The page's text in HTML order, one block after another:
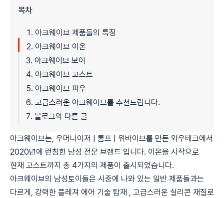
목차
아크웨이브 제품들의 특징
아크웨이브 이온
아크웨이브 보이
아크웨이브 고스트
아크웨이브 파우
고급스러운 아크웨이브를 추천드립니다.
블로그의 다른 글
아크웨이브는, 우머나이저 | 롬프 | 위바이브를 만든 와우테크에서
2020년에 런칭한 남성 전문 브랜드 입니다. 이온을 시작으로
현재 고스트까지 총 4가지의 제품이 출시되었습니다.
아크웨이브의 남성토이들은 시중에 나와 있는 일반 제품들과는
다르게, 강력한 플레져 에어 기술 탑재 , 고급스러운 실리콘 재질로